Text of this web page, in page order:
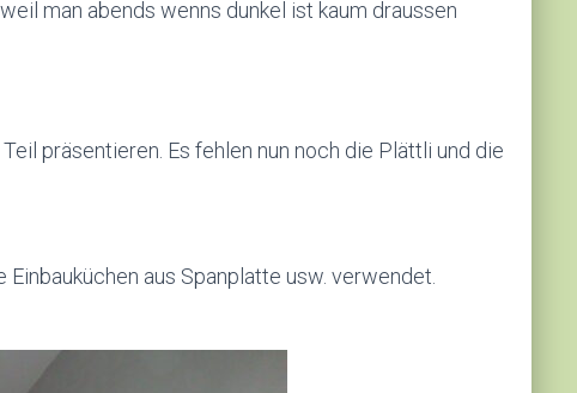
man abends wenns dunkel ist kaum draussen
präsentieren. Es fehlen nun noch die Plättli und die
aus Spanplatte usw. verwendet.